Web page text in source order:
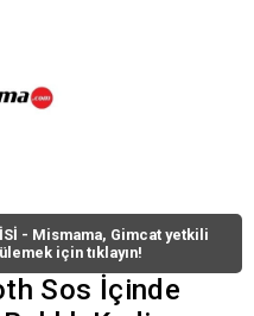
- Mismama, Gimcat yetkili
için tıklayın!
Sos İçinde